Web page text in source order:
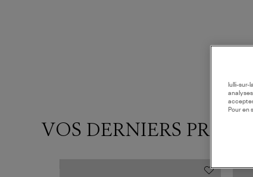
VOS DERNIERS
lulli-sur-
accepter
Pour en